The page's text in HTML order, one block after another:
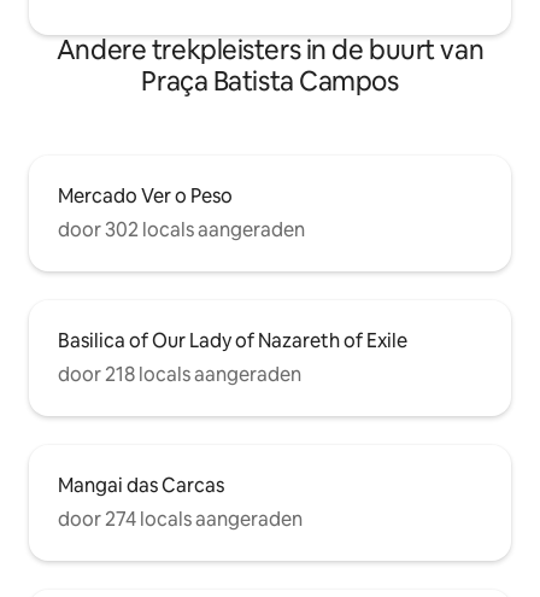
Andere trekpleisters in de buurt van
Praça Batista Campos
Mercado Ver o Peso
door 302 locals aangeraden
Basilica of Our Lady of Nazareth of Exile
door 218 locals aangeraden
Mangai das Carcas
door 274 locals aangeraden